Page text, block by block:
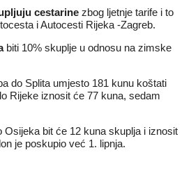
cestarine zbog ljetnje tarife i to
i Autocesti Rijeka -Zagreb.
biti 10% skuplje u odnosu na zimske
do Splita umjesto 181 kunu koštati
Rijeke iznosit će 77 kuna, sedam
Osijeka bit će 12 kuna skuplja i iznosit
je poskupio već 1. lipnja.